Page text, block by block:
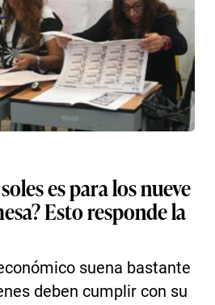
es para los nueve
Esto responde la
suena bastante
deben cumplir con su